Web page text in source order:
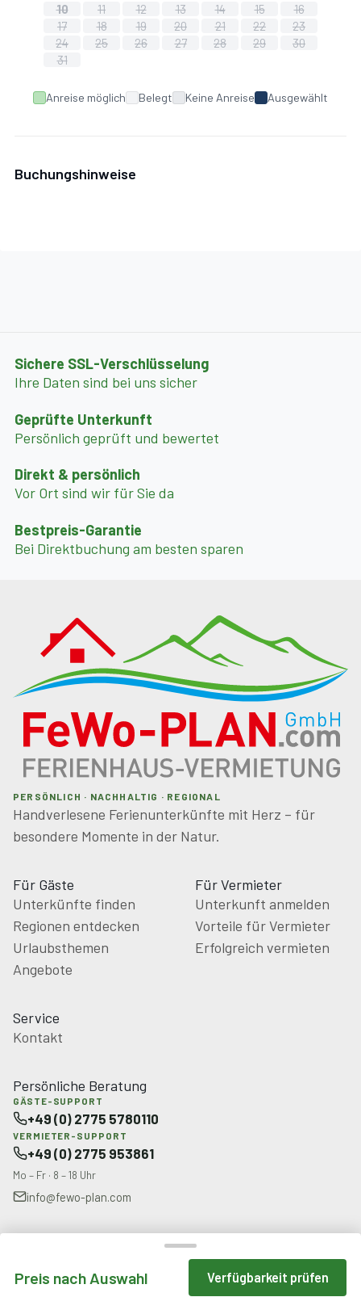
10
11 12 13 14 15
16
17
18 19 20 21 22
23
24
25 26 27 28 29
30
31
Anreise möglich Belegt Keine Anreise Ausgewählt
Buchungshinweise
Sichere SSL-Verschlüsselung
Ihre Daten sind bei uns sicher
Geprüfte Unterkunft
Persönlich geprüft und bewertet
Direkt & persönlich
Vor Ort sind wir für Sie da
Bestpreis-Garantie
Bei Direktbuchung am besten sparen
PERSÖNLICH · NACHHALTIG · REGIONAL
Handverlesene Ferienunterkünfte mit Herz – für
besondere Momente in der Natur.
Für Gäste
Unterkünfte finden
Regionen entdecken
Urlaubsthemen
Angebote
Für Vermieter
Unterkunft anmelden
Vorteile für Vermieter
Erfolgreich vermieten
Service
Kontakt
Persönliche Beratung
GÄSTE-SUPPORT
+49 (0) 2775 5780110
VERMIETER-SUPPORT
+49 (0) 2775 953861
Mo – Fr · 8 – 18 Uhr
info@fewo-plan.com
ImpressumDatenschutzAGBCookie-Einstellungen
Preis nach Auswahl Verfügbarkeit prüfen